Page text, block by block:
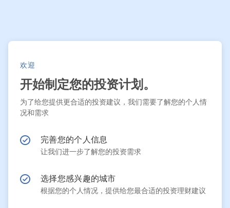
欢迎
开始制定您的投资计划。
为了给您提供更合适的投资建议，我们需要了解您的个人情
况和需求
完善您的个人信息
让我们进一步了解您的投资需求
选择您感兴趣的城市
根据您的个人情况，提供给您最合适的投资理财建议